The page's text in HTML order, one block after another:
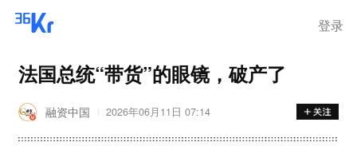
登录
法国总统“带货”的眼镜，破产了
融资中国 2026年06月11日 07:14